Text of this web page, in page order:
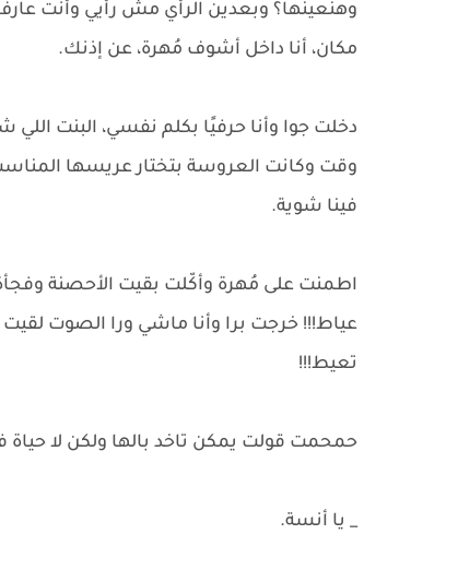
وهنعينها؟ وبعدين الرأي مش رأيي وأنت
مكان، أنا داخل أشوف مُهرة، عن إذنك.
دخلت جوا وأنا حرفيًا بكلم نفسي، البنت
وقت وكانت العروسة بتختار عريسها
فينا شوية.
اطمنت على مُهرة وأكّلت بقيت الأحصنة
عياط!!! خرجت برا وأنا ماشي ورا الصوت
تعيط!!!
حمحمت قولت يمكن تاخد بالها ولكن لا حياة
_ يا أنسة.